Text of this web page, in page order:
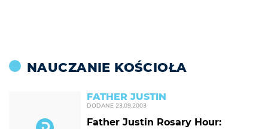
NAUCZANIE KOŚCIOŁA
FATHER JUSTIN
DODANE 23.09.2003
Father Justin Rosary Hour: